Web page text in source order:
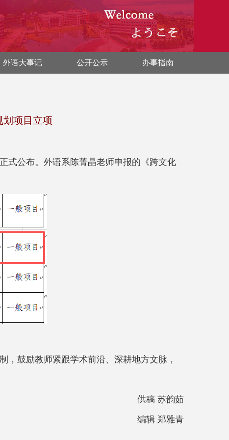
外语大事记 公开公示 办事指南
划项目立项
式公布。外语系陈菁晶老师申报的《跨文化
，鼓励教师紧跟学术前沿、深耕地方文脉，
供稿 苏韵茹
编辑 郑雅青